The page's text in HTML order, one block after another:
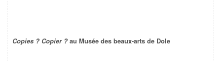
Copies ? Copier ? au Musée des beaux-arts de Dole